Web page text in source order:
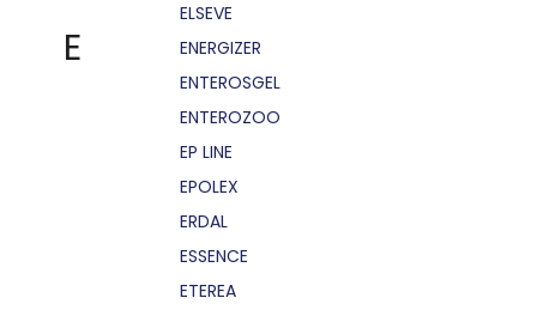
E
ELSEVE
ENERGIZER
ENTEROSGEL
ENTEROZOO
EP LINE
EPOLEX
ERDAL
ESSENCE
ETEREA